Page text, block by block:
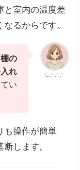
と室内の温度差
るからです。
にこここ
の
れ
い
も操作が簡単
します。